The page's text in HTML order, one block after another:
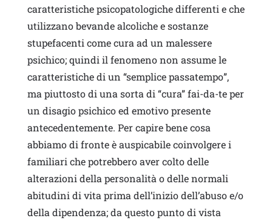
caratteristiche psicopatologiche differenti e che
utilizzano bevande alcoliche e sostanze
stupefacenti come cura ad un malessere
psichico; quindi il fenomeno non assume le
caratteristiche di un “semplice passatempo”,
ma piuttosto di una sorta di “cura” fai-da-te per
un disagio psichico ed emotivo presente
antecedentemente. Per capire bene cosa
abbiamo di fronte è auspicabile coinvolgere i
familiari che potrebbero aver colto delle
alterazioni della personalità o delle normali
abitudini di vita prima dell’inizio dell’abuso e/o
della dipendenza; da questo punto di vista